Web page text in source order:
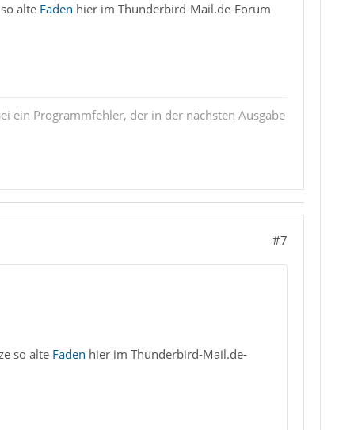
alte Faden hier im Thunderbird-Mail.de-Forum
ein Programmfehler, der in der nächsten Ausgabe
#7
so alte Faden hier im Thunderbird-Mail.de-